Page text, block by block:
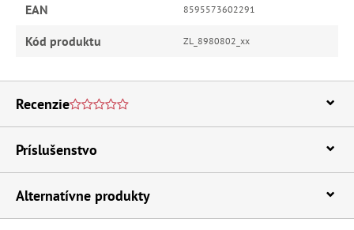
EAN 8595573602291
Kód produktu ZL_8980802_xx
Recenzie
Príslušenstvo
Alternatívne produkty